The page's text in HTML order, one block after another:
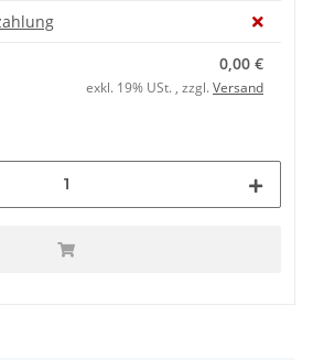
0,00 €
exkl. 19% USt. , zzgl.Versand